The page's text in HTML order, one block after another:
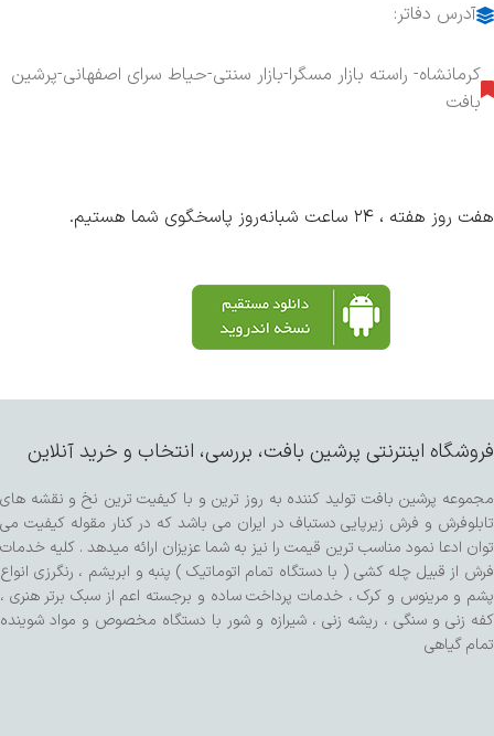
آدرس دفاتر:
کرمانشاه- راسته بازار مسگرا-بازار سنتی-حیاط سرای اصفهانی-پرشین
بافت
هفت روز هفته ، ۲۴ ساعت شبانه‌روز پاسخگوی شما هستیم.
فروشگاه اینترنتی پرشین بافت، بررسی، انتخاب و خرید آنلاین
مجموعه پرشین بافت تولید کننده به روز ترین و با کیفیت ترین نخ و نقشه های
تابلوفرش و فرش زیرپایی دستباف در ایران می باشد که در کنار مقوله کیفیت می
توان ادعا نمود مناسب ترین قیمت را نیز به شما عزیزان ارائه میدهد . کلیه خدمات
فرش از قبیل چله کشی ( با دستگاه تمام اتوماتیک ) پنبه و ابریشم ، رنگرزی انواع
پشم و مرینوس و کرک ، خدمات پرداخت ساده و برجسته اعم از سبک برتر هنری ،
کفه زنی و سنگی ، ریشه زنی ، شیرازه و شور با دستگاه مخصوص و مواد شوینده
تمام گیاهی